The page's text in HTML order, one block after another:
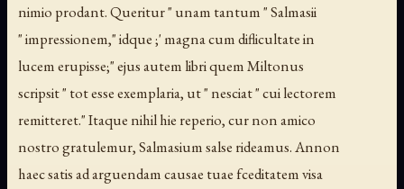
nimio prodant. Queritur " unam tantum " Salmasii
" impressionem," idque ;' magna cum diflicultate in
lucem erupisse;" ejus autem libri quem Miltonus
scripsit " tot esse exemplaria, ut " nesciat " cui lectorem
remitteret." Itaque nihil hie reperio, cur non amico
nostro gratulemur, Salmasium salse rideamus. Annon
haec satis ad arguendam causae tuae fceditatem visa